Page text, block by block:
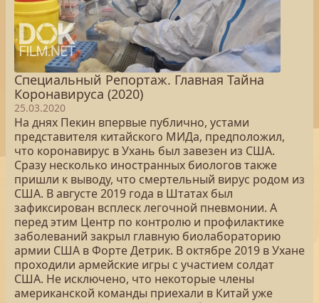
Специальный Репортаж. Главная Тайна
Коронавируса (2020)
25.03.2020
На днях Пекин впервые публично, устами
представителя китайского МИДа, предположил,
что коронавирус в Ухань был завезен из США.
Сразу несколько иностранных биологов также
пришли к выводу, что смертельный вирус родом из
США. В августе 2019 года в Штатах был
зафиксирован всплеск легочной пневмонии. А
перед этим Центр по контролю и профилактике
заболеваний закрыл главную биолабораторию
армии США в Форте Детрик. В октябре 2019 в Ухане
проходили армейские игры с участием солдат
США. Не исключено, что некоторые члены
американской команды приехали в Китай уже